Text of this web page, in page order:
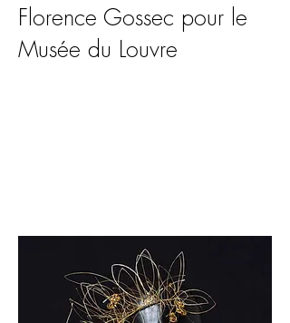
Florence Gossec pour le
Musée du Louvre